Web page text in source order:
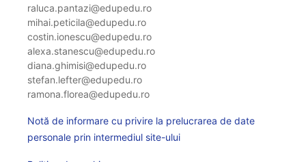
raluca.pantazi@edupedu.ro
mihai.peticila@edupedu.ro
costin.ionescu@edupedu.ro
alexa.stanescu@edupedu.ro
diana.ghimisi@edupedu.ro
stefan.lefter@edupedu.ro
ramona.florea@edupedu.ro
Notă de informare cu privire la prelucrarea de date
personale prin intermediul site-ului